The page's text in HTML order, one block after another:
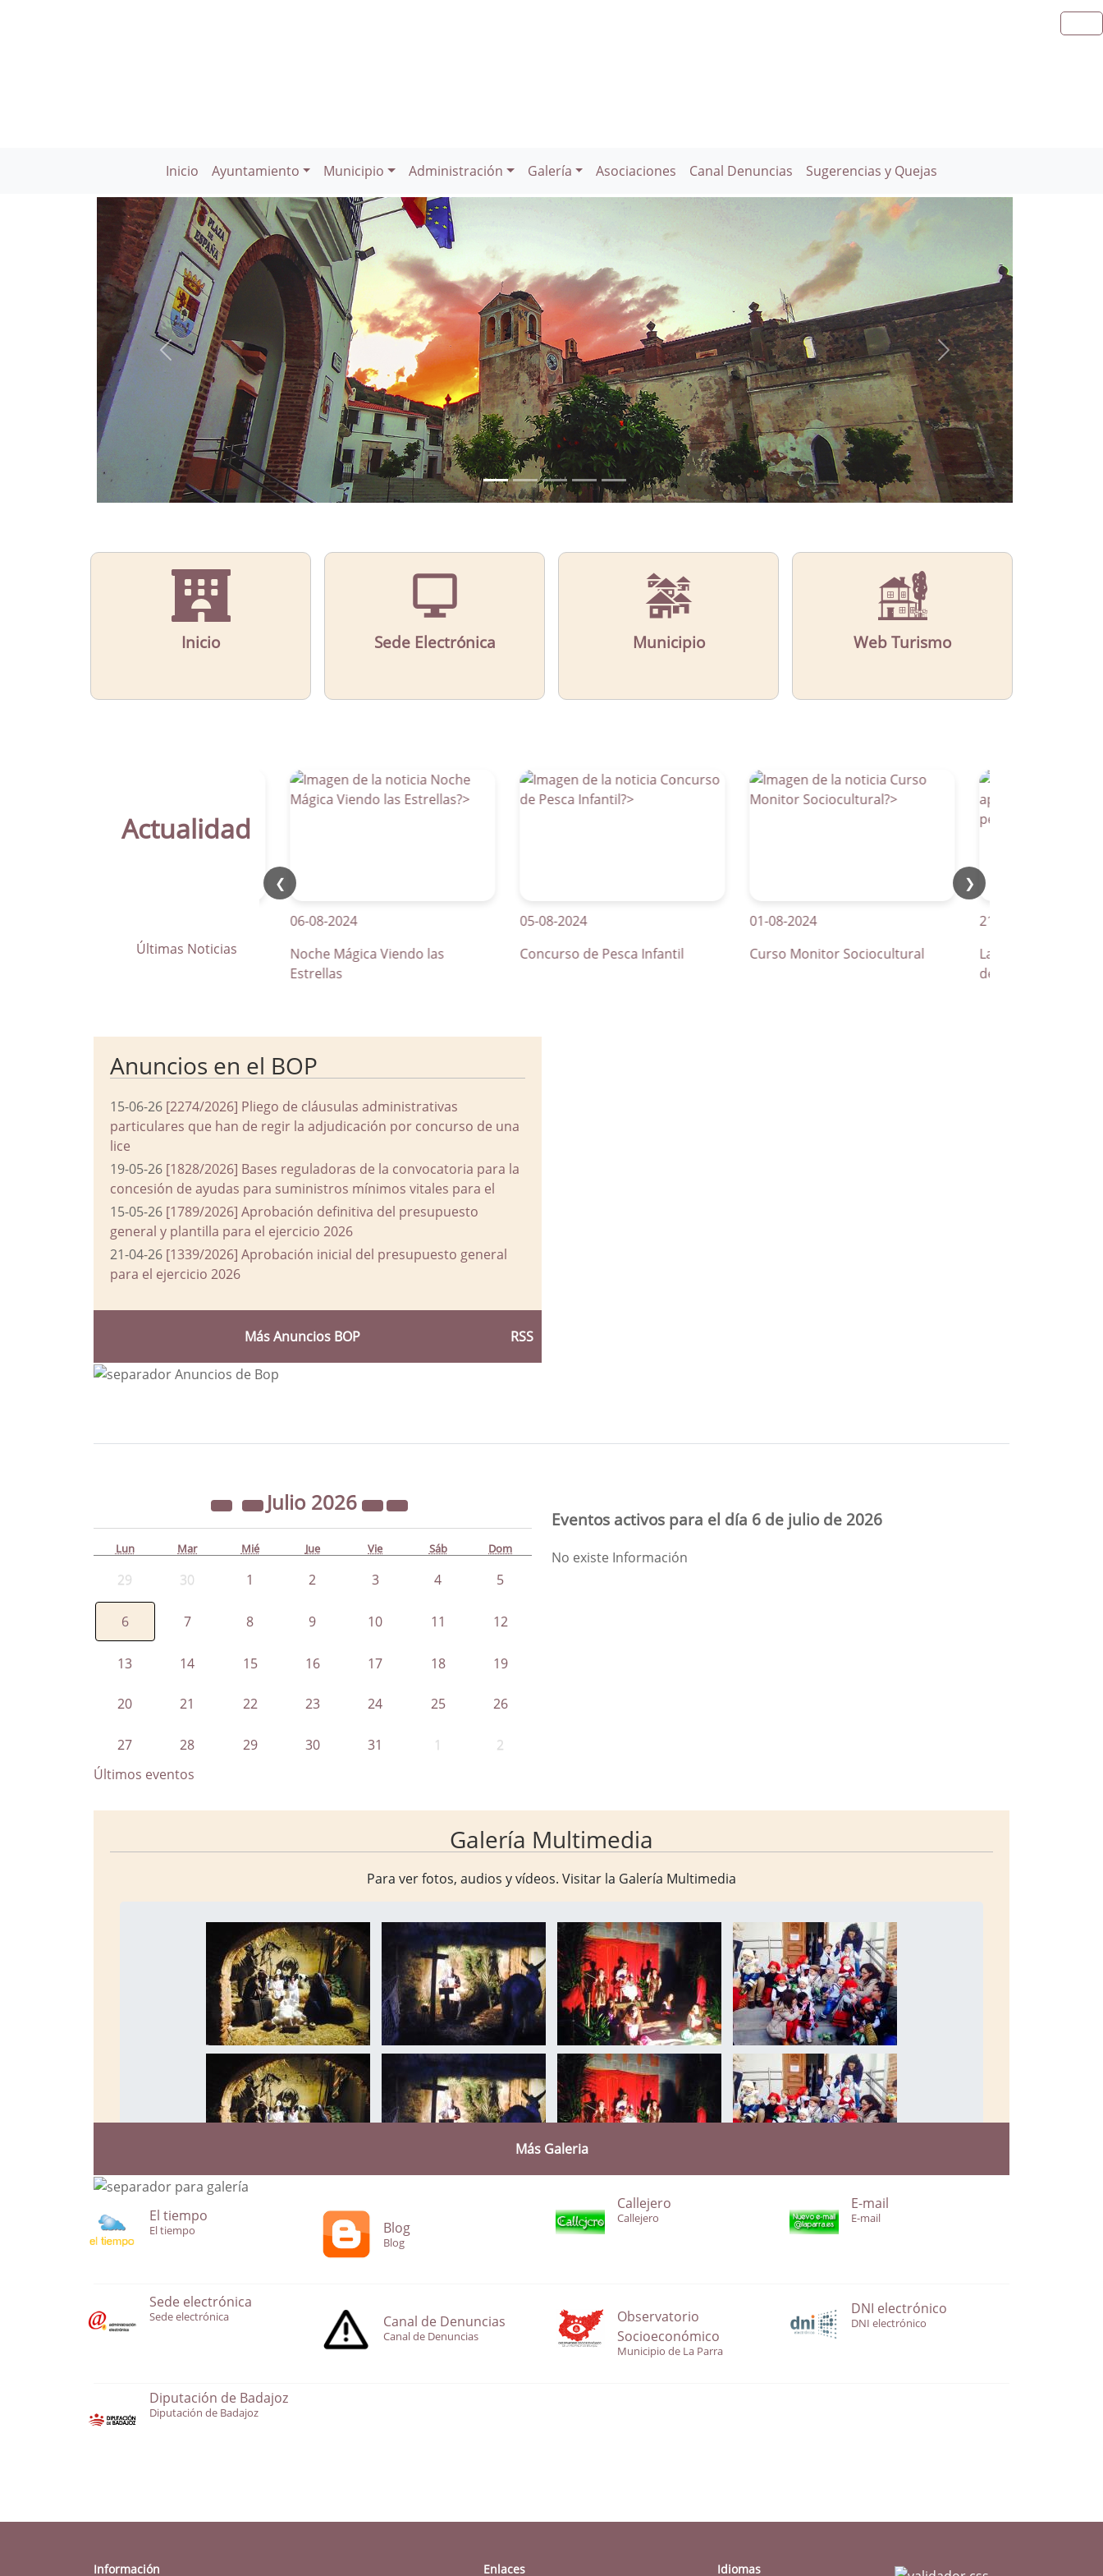
Inicio Ayuntamiento Municipio Administración Galería Asociaciones Canal Denuncias Sugerencias y Quejas
Inicio Sede Electrónica Municipio Web Turismo
Actualidad
Últimas Noticias
❮ ❯
La Parra apuesta por los pasos
06-08-2024
Noche Mágica Viendo las
Estrellas
05-08-2024
Concurso de Pesca Infantil
01-08-2024
Curso Monitor Sociocultural
21-04-2026
La Parra apuesta por
de peatones inteligentes
Anuncios en el BOP
15-06-26 [2274/2026] Pliego de cláusulas administrativas
particulares que han de regir la adjudicación por concurso de una
lice
19-05-26 [1828/2026] Bases reguladoras de la convocatoria para la
concesión de ayudas para suministros mínimos vitales para el
15-05-26 [1789/2026] Aprobación definitiva del presupuesto
general y plantilla para el ejercicio 2026
21-04-26 [1339/2026] Aprobación inicial del presupuesto general
para el ejercicio 2026
Más Anuncios BOP RSS
Julio 2026
Lun Mar Mié Jue Vie Sáb Dom
29 30 1 2 3 4 5
6 7 8 9 10 11 12
13 14 15 16 17 18 19
20 21 22 23 24 25 26
27 28 29 30 31 1 2
Eventos activos para el día 6 de julio de 2026
No existe Información
Últimos eventos
Galería Multimedia
Para ver fotos, audios y vídeos. Visitar la Galería Multimedia
Más Galeria
El tiempo
El tiempo Blog
Blog
Callejero
Callejero
E-mail
E-mail
Sede electrónica
Sede electrónica Canal de Denuncias
Canal de Denuncias
Observatorio
Socioeconómico
Municipio de La Parra
DNI electrónico
DNI electrónico
Diputación de Badajoz
Diputación de Badajoz
Información Enlaces Idiomas